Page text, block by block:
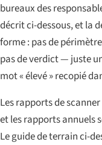
bureaux des
décrit ci-dessous, et la
forme : pas de
pas de verdict — juste
mot « élevé » recopié
Les rapports de
et les rapports annuels
Le guide de terrain ci-